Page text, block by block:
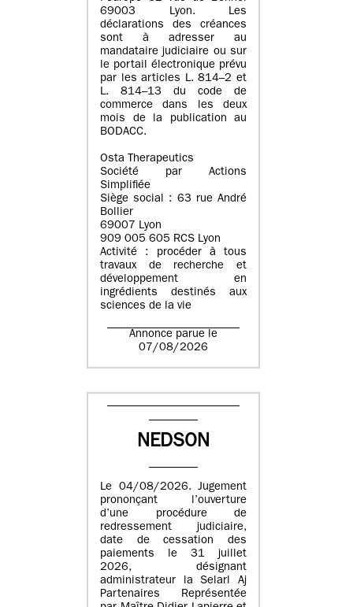
69003 Lyon. Les
déclarations des créances
sont à adresser au
mandataire judiciaire ou sur
le portail électronique prévu
par les articles L. 814–2 et
L. 814–13 du code de
commerce dans les deux
mois de la publication au
BODACC.
Osta Therapeutics
Société par Actions
Simplifiée
Siège social : 63 rue André
Bollier
69007 Lyon
909 005 605 RCS Lyon
Activité : procéder à tous
travaux de recherche et
développement en
ingrédients destinés aux
sciences de la vie
Annonce parue le
07/08/2026
NEDSON
Le 04/08/2026. Jugement
prononçant l’ouverture
d’une procédure de
redressement judiciaire,
date de cessation des
paiements le 31 juillet
2026, désignant
administrateur la Selarl Aj
Partenaires Représentée